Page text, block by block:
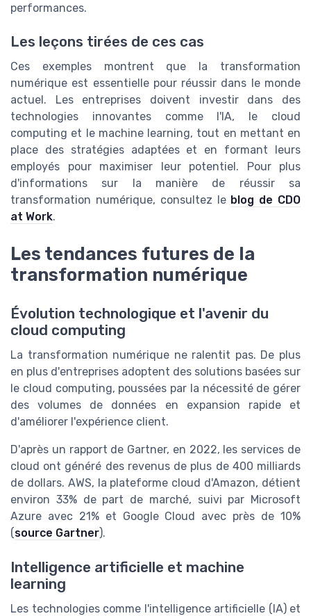
performances.
Les leçons tirées de ces cas
Ces exemples montrent que la transformation
numérique est essentielle pour réussir dans le monde
actuel. Les entreprises doivent investir dans des
technologies innovantes comme l'IA, le cloud
computing et le machine learning, tout en mettant en
place des stratégies adaptées et en formant leurs
employés pour maximiser leur potentiel. Pour plus
d'informations sur la manière de réussir sa
transformation numérique, consultez le blog de CDO
at Work.
Les tendances futures de la
transformation numérique
Évolution technologique et l'avenir du
cloud computing
La transformation numérique ne ralentit pas. De plus
en plus d'entreprises adoptent des solutions basées sur
le cloud computing, poussées par la nécessité de gérer
des volumes de données en expansion rapide et
d'améliorer l'expérience client.
D'après un rapport de Gartner, en 2022, les services de
cloud ont généré des revenus de plus de 400 milliards
de dollars. AWS, la plateforme cloud d'Amazon, détient
environ 33% de part de marché, suivi par Microsoft
Azure avec 21% et Google Cloud avec près de 10%
(source Gartner).
Intelligence artificielle et machine
learning
Les technologies comme l'intelligence artificielle (IA) et